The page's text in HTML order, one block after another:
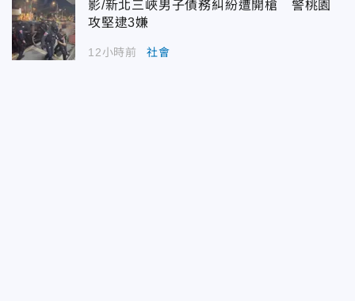
影/新北三峽男子債務糾紛遭開槍 警桃園
攻堅逮3嫌
12小時前 社會